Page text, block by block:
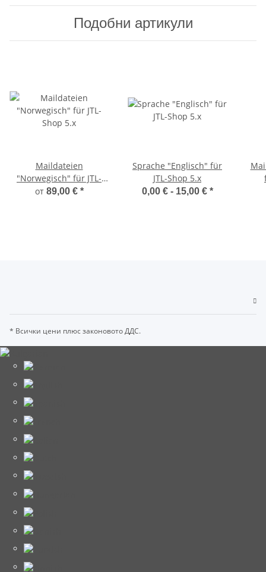
Подобни артикули
Maildateien
"Norwegisch" für JTL-
Shop 5.x
от 89,00 € *
Sprache "Englisch" für
JTL-Shop 5.x
0,00 € - 15,00 € *
* Всички цени плюс законовото ДДС.